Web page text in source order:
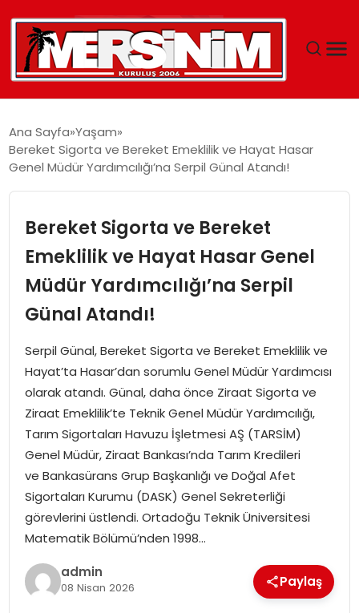
YAŞAM
EĞITIM
EKONOMI
MAGAZIN
DÜNYA
OTOMOBIL
Ana Sayfa Yaşam
Bereket Sigorta ve Bereket Emeklilik ve Hayat Hasar
Genel Müdür Yardımcılığı’na Serpil Günal Atandı!
Bereket Sigorta ve Bereket
Emeklilik ve Hayat Hasar Genel
Müdür Yardımcılığı’na Serpil
Günal Atandı!
Serpil Günal, Bereket Sigorta ve Bereket Emeklilik ve
Hayat’ta Hasar’dan sorumlu Genel Müdür Yardımcısı
olarak atandı. Günal, daha önce Ziraat Sigorta ve
Ziraat Emeklilik’te Teknik Genel Müdür Yardımcılığı,
Tarım Sigortaları Havuzu İşletmesi AŞ (TARSİM)
Genel Müdür, Ziraat Bankası’nda Tarım Kredileri
ve Bankasürans Grup Başkanlığı ve Doğal Afet
Sigortaları Kurumu (DASK) Genel Sekreterliği
görevlerini üstlendi. Ortadoğu Teknik Üniversitesi
Matematik Bölümü’nden 1998…
admin
08 Nisan 2026 Paylaş